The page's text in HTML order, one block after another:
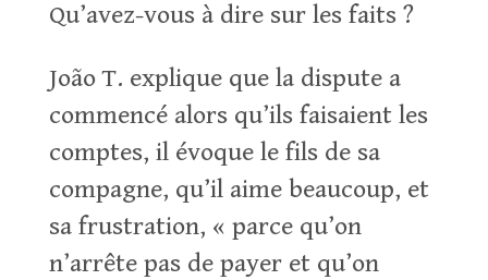
Qu’avez-vous à dire sur les faits ?
João T. explique que la dispute a
commencé alors qu’ils faisaient les
comptes, il évoque le fils de sa
compagne, qu’il aime beaucoup, et
sa frustration, « parce qu’on
n’arrête pas de payer et qu’on